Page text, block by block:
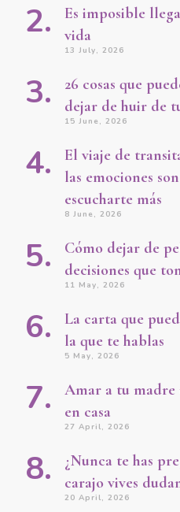
Es imposible
vida
13 July, 2026
26 cosas que
dejar de huir de
15 June, 2026
El viaje de
las emociones
escucharte más
8 June, 2026
Cómo dejar de
decisiones que
11 May, 2026
La carta que
la que te hablas
5 May, 2026
Amar a tu madre
en casa
27 April, 2026
¿Nunca te has
carajo vives
20 April, 2026